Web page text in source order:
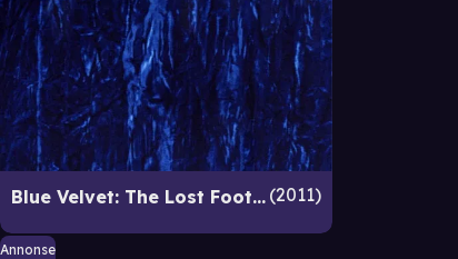
Blue Velvet: The Lost Footage 2011
Annonse